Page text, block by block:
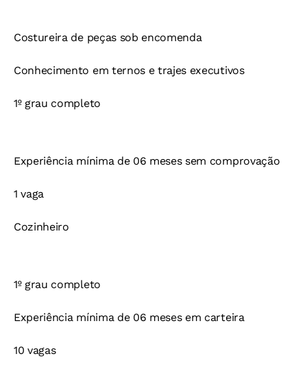
Costureira de peças sob encomenda
Conhecimento em ternos e trajes executivos
1º grau completo
Experiência mínima de 06 meses sem comprovação
1 vaga
Cozinheiro
1º grau completo
Experiência mínima de 06 meses em carteira
10 vagas